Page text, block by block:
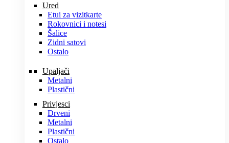
Ured
Etui za vizitkarte
Rokovnici i notesi
Šalice
Zidni satovi
Ostalo
Upaljači
Metalni
Plastični
Privjesci
Drveni
Metalni
Plastični
Ostalo